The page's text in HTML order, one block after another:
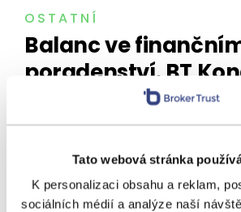
Tato webová stránka
K personalizaci obsahu a reklam,
sociálních médií a analýze naší
OSTATNÍ
Balanc ve
poradenství. BT
zaměří na to, jak
rozvíjet byznys a
naplněný život
Více jak 20 přednášek a
čeká na účastníky BT Kongresu.